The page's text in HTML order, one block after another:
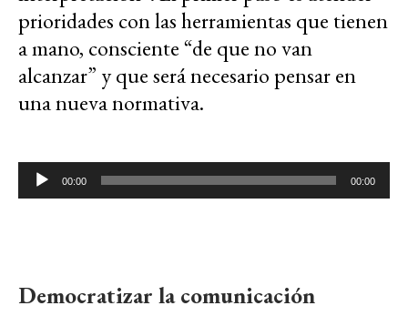
prioridades con las herramientas que tienen
a mano, consciente “de que no van
alcanzar” y que será necesario pensar en
una nueva normativa.
Reproductor
de
00:00 00:00
Democratizar la comunicación